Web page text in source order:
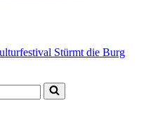
Stürmt die Burg